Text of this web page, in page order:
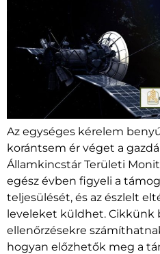
Az egységes kérelem
korántsem ér véget a
Államkincstár Területi
egész évben figyeli a
teljesülését, és az észlelt
leveleket küldhet. Cikkünk
ellenőrzésekre
hogyan előzhetők meg a